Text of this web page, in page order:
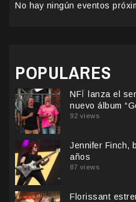
No hay ningún eventos
POPULARES
NFÏ lanza el
nuevo álbum
92 views
Jennifer Finch,
años
87 views
Florissant